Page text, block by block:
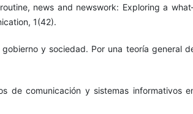
news and newswork: Exploring a
1(42).
y sociedad. Por una teoría general
de comunicación y sistemas informativos